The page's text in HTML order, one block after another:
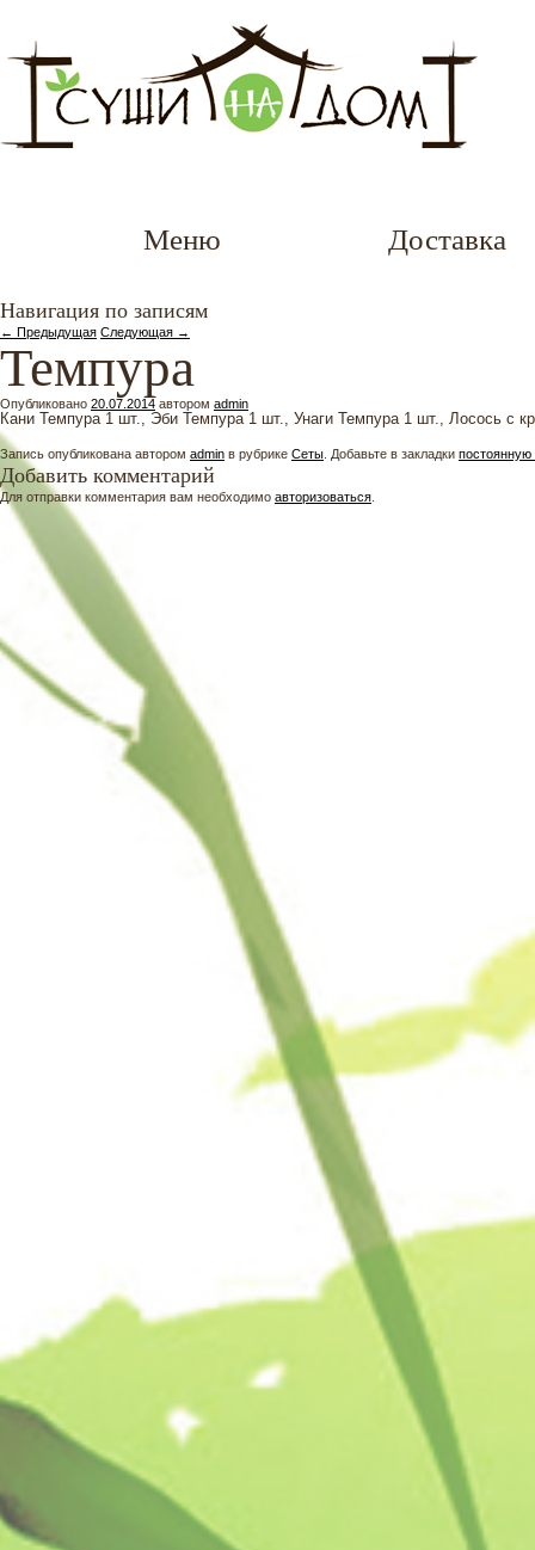
Меню Доставка
Навигация по записям
← Предыдущая Следующая →
Темпура
Опубликовано 20.07.2014 автором admin
Кани Темпура 1 шт., Эби Темпура 1 шт., Унаги Темпура 1 шт., Лосось с
Запись опубликована автором admin в рубрике Сеты . Добавьте в закладки постоянную
Добавить комментарий
Для отправки комментария вам необходимо авторизоваться